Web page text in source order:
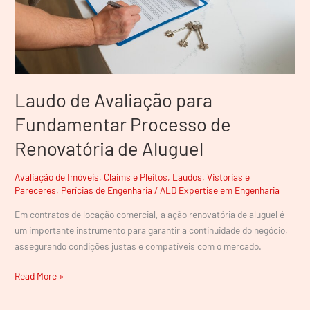
Laudo de Avaliação para
Fundamentar Processo de
Renovatória de Aluguel
Avaliação de Imóveis, Claims e Pleitos, Laudos, Vistorias e
Pareceres, Perícias de Engenharia / ALD Expertise em Engenharia
Em contratos de locação comercial, a ação renovatória de aluguel é
um importante instrumento para garantir a continuidade do negócio,
assegurando condições justas e compatíveis com o mercado.
Renovatória
Aluguel
Read More »